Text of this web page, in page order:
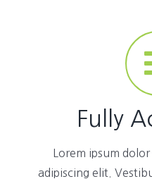
Fully
Lorem ipsum
adipiscing elit.